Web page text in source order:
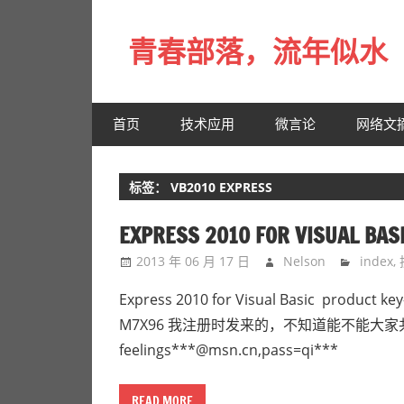
content青春部落，流年似水
春
是
一
场
远
行，
总
记
不
起
来
的
首页 技术应用 微言论 网络文
标签：VB2010 EXPRESS
EXPRESS 2010 FOR VISUAL
2013 年 06 月 17 日 Nelson index,
Express 2010 for Visual Basic product
M7X96 我注册时发来的，不知道能不能大
feelings***@msn.cn,pass=qi***